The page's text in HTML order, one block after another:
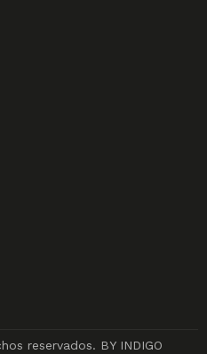
reservados. BY INDIGO